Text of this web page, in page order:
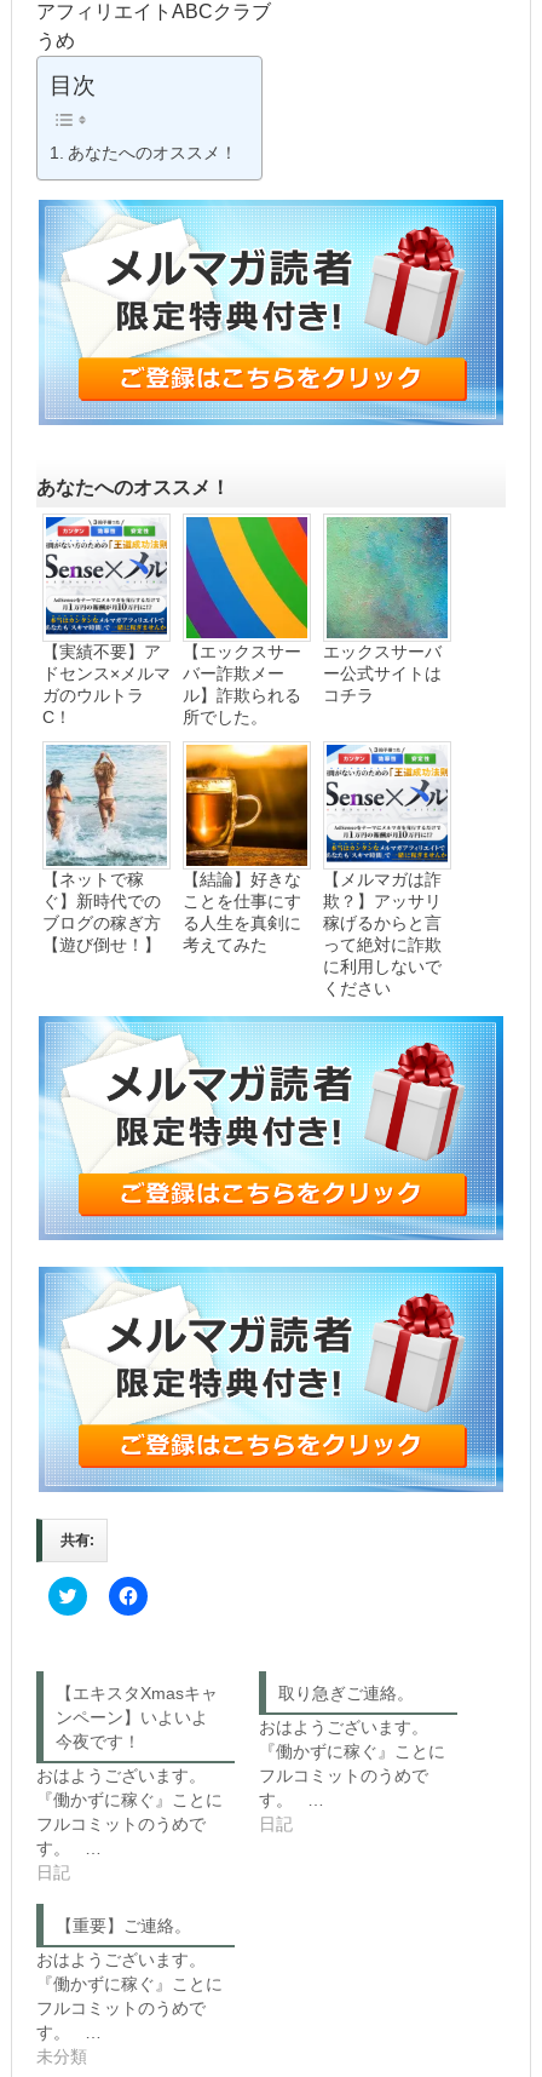
アフィリエイトABCクラブ
うめ
目次
あなたへのオススメ！
あなたへのオススメ！
【実績不要】ア
ドセンス×メルマ
ガのウルトラ
C！
【エックスサー
バー詐欺メー
ル】詐欺られる
所でした。
エックスサーバ
ー公式サイトは
コチラ
【ネットで稼
ぐ】新時代での
ブログの稼ぎ方
【遊び倒せ！】
【結論】好きな
ことを仕事にす
る人生を真剣に
考えてみた
【メルマガは詐
欺？】アッサリ
稼げるからと言
って絶対に詐欺
に利用しないで
ください
共有:
C
l
o
s
h
a
r
e
o
n
T
w
(新
し
い
ウ
ィ
ン
ド
ウ
で
開
F
a
o
k
で
す
る
に
は
ク
く
だ
さ
い
(新
し
い
【エキスタXmasキャ
ンペーン】いよいよ
今夜です！
おはようございます。
『働かずに稼ぐ』ことに
フルコミットのうめで
す。 …
日記
取り急ぎご連絡。
おはようございます。
『働かずに稼ぐ』ことに
フルコミットのうめで
す。 …
日記
【重要】ご連絡。
おはようございます。
『働かずに稼ぐ』ことに
フルコミットのうめで
す。 …
未分類